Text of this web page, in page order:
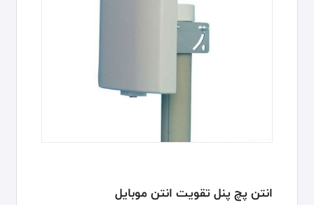
انتن پچ پنل تقویت انتن موبایل